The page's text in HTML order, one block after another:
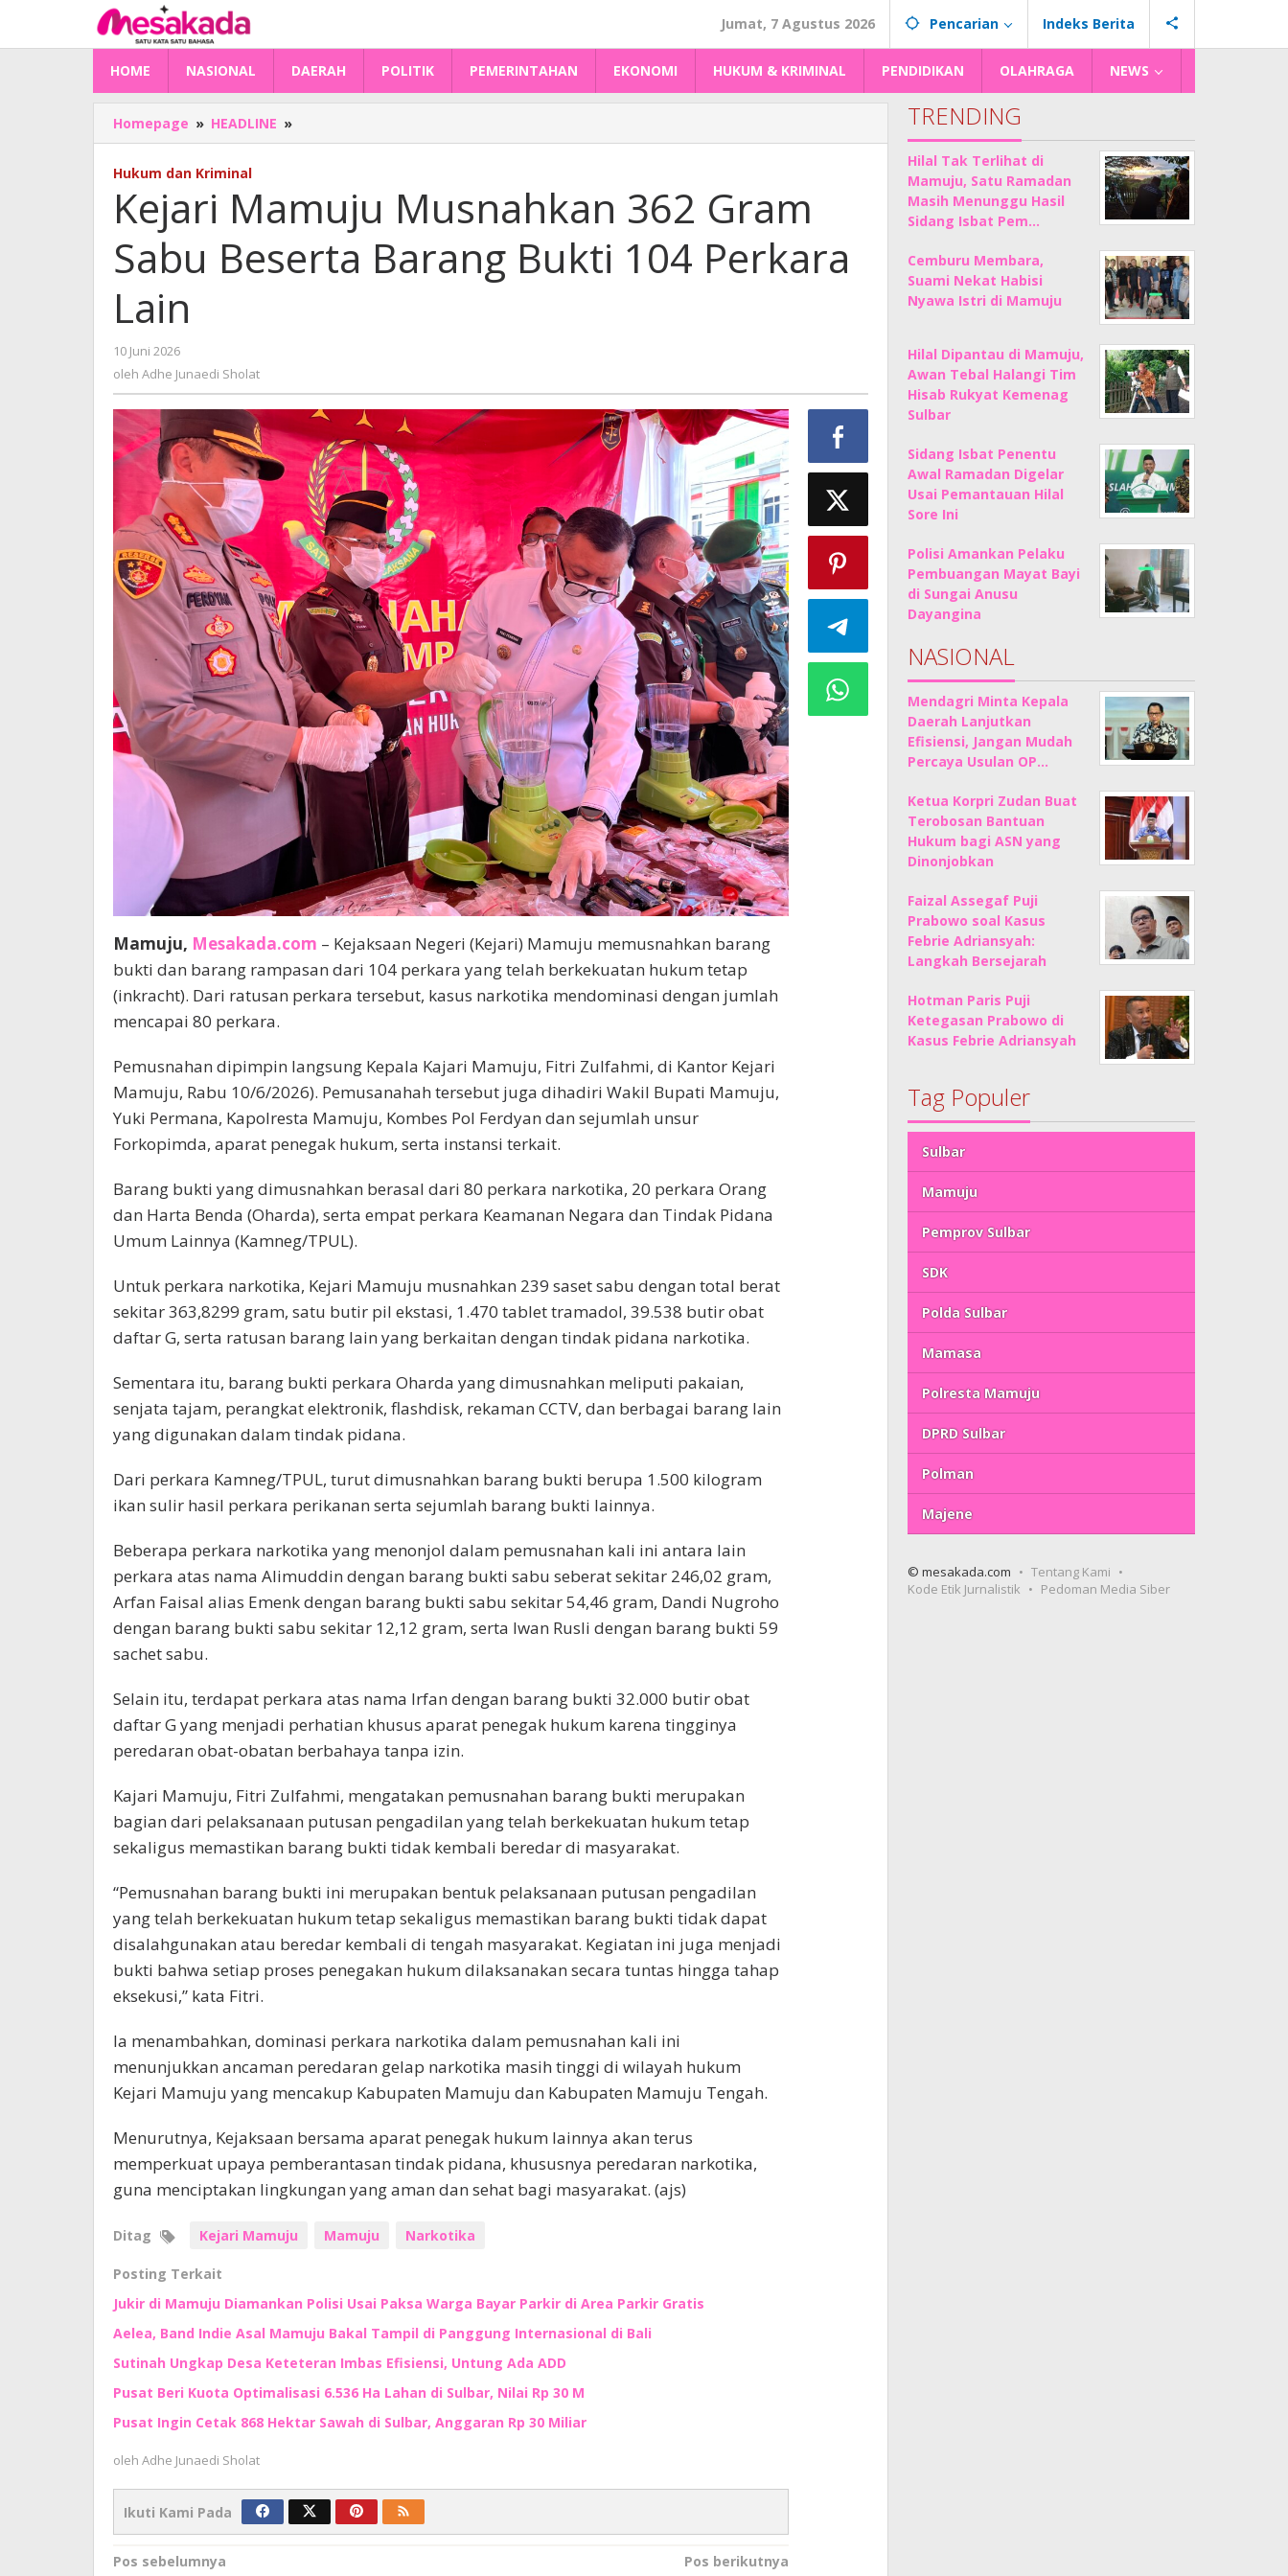
konten
Jumat, 7 Agustus 2026 Pencarian Indeks Berita
HOME NASIONAL DAERAH POLITIK PEMERINTAHAN EKONOMI HUKUM & KRIMINAL PENDIDIKAN OLAHRAGA NEWS
Homepage » HEADLINE »
Mamuju
Gram
Sabu
Beserta
Barang
Hukum dan Kriminal
Kejari Mamuju Musnahkan 362 Gram
Sabu Beserta Barang Bukti 104 Perkara
Lain
10 Juni 2026
Adhe
oleh Adhe Junaedi Sholat
Mamuju, Mesakada.com – Kejaksaan Negeri (Kejari) Mamuju memusnahkan barang
bukti dan barang rampasan dari 104 perkara yang telah berkekuatan hukum tetap
(inkracht). Dari ratusan perkara tersebut, kasus narkotika mendominasi dengan jumlah
mencapai 80 perkara.
Pemusnahan dipimpin langsung Kepala Kajari Mamuju, Fitri Zulfahmi, di Kantor Kejari
Mamuju, Rabu 10/6/2026). Pemusanahah tersebut juga dihadiri Wakil Bupati Mamuju,
Yuki Permana, Kapolresta Mamuju, Kombes Pol Ferdyan dan sejumlah unsur
Forkopimda, aparat penegak hukum, serta instansi terkait.
Barang bukti yang dimusnahkan berasal dari 80 perkara narkotika, 20 perkara Orang
dan Harta Benda (Oharda), serta empat perkara Keamanan Negara dan Tindak Pidana
Umum Lainnya (Kamneg/TPUL).
Untuk perkara narkotika, Kejari Mamuju musnahkan 239 saset sabu dengan total berat
sekitar 363,8299 gram, satu butir pil ekstasi, 1.470 tablet tramadol, 39.538 butir obat
daftar G, serta ratusan barang lain yang berkaitan dengan tindak pidana narkotika.
Sementara itu, barang bukti perkara Oharda yang dimusnahkan meliputi pakaian,
senjata tajam, perangkat elektronik, flashdisk, rekaman CCTV, dan berbagai barang lain
yang digunakan dalam tindak pidana.
Dari perkara Kamneg/TPUL, turut dimusnahkan barang bukti berupa 1.500 kilogram
ikan sulir hasil perkara perikanan serta sejumlah barang bukti lainnya.
Beberapa perkara narkotika yang menonjol dalam pemusnahan kali ini antara lain
perkara atas nama Alimuddin dengan barang bukti sabu seberat sekitar 246,02 gram,
Arfan Faisal alias Emenk dengan barang bukti sabu sekitar 54,46 gram, Dandi Nugroho
dengan barang bukti sabu sekitar 12,12 gram, serta Iwan Rusli dengan barang bukti 59
sachet sabu.
Selain itu, terdapat perkara atas nama Irfan dengan barang bukti 32.000 butir obat
daftar G yang menjadi perhatian khusus aparat penegak hukum karena tingginya
peredaran obat-obatan berbahaya tanpa izin.
Kajari Mamuju, Fitri Zulfahmi, mengatakan pemusnahan barang bukti merupakan
bagian dari pelaksanaan putusan pengadilan yang telah berkekuatan hukum tetap
sekaligus memastikan barang bukti tidak kembali beredar di masyarakat.
“Pemusnahan barang bukti ini merupakan bentuk pelaksanaan putusan pengadilan
yang telah berkekuatan hukum tetap sekaligus memastikan barang bukti tidak dapat
disalahgunakan atau beredar kembali di tengah masyarakat. Kegiatan ini juga menjadi
bukti bahwa setiap proses penegakan hukum dilaksanakan secara tuntas hingga tahap
eksekusi,” kata Fitri.
Ia menambahkan, dominasi perkara narkotika dalam pemusnahan kali ini
menunjukkan ancaman peredaran gelap narkotika masih tinggi di wilayah hukum
Kejari Mamuju yang mencakup Kabupaten Mamuju dan Kabupaten Mamuju Tengah.
Menurutnya, Kejaksaan bersama aparat penegak hukum lainnya akan terus
memperkuat upaya pemberantasan tindak pidana, khususnya peredaran narkotika,
guna menciptakan lingkungan yang aman dan sehat bagi masyarakat. (ajs)
Ditag Kejari Mamuju Mamuju Narkotika
Posting Terkait
Jukir di Mamuju Diamankan Polisi Usai Paksa Warga Bayar Parkir di Area Parkir Gratis
Aelea, Band Indie Asal Mamuju Bakal Tampil di Panggung Internasional di Bali
Sutinah Ungkap Desa Keteteran Imbas Efisiensi, Untung Ada ADD
Pusat Beri Kuota Optimalisasi 6.536 Ha Lahan di Sulbar, Nilai Rp 30 M
Pusat Ingin Cetak 868 Hektar Sawah di Sulbar, Anggaran Rp 30 Miliar
oleh Adhe Junaedi Sholat
Ikuti Kami Pada
Navigasi
Pos sebelumnya
Pos berikutnya
TRENDING
Hilal Tak Terlihat di
Mamuju, Satu Ramadan
Masih Menunggu Hasil
Sidang Isbat Pem…
Cemburu Membara,
Suami Nekat Habisi
Nyawa Istri di Mamuju
Hilal Dipantau di Mamuju,
Awan Tebal Halangi Tim
Hisab Rukyat Kemenag
Sulbar
Sidang Isbat Penentu
Awal Ramadan Digelar
Usai Pemantauan Hilal
Sore Ini
Polisi Amankan Pelaku
Pembuangan Mayat Bayi
di Sungai Anusu
Dayangina
NASIONAL
Mendagri Minta Kepala
Daerah Lanjutkan
Efisiensi, Jangan Mudah
Percaya Usulan OP…
Ketua Korpri Zudan Buat
Terobosan Bantuan
Hukum bagi ASN yang
Dinonjobkan
Faizal Assegaf Puji
Prabowo soal Kasus
Febrie Adriansyah:
Langkah Bersejarah
Hotman Paris Puji
Ketegasan Prabowo di
Kasus Febrie Adriansyah
Tag Populer
Sulbar
Mamuju
Pemprov Sulbar
SDK
Polda Sulbar
Mamasa
Polresta Mamuju
DPRD Sulbar
Polman
Majene
© mesakada.com
Tentang Kami
Kode Etik Jurnalistik
Pedoman Media Siber